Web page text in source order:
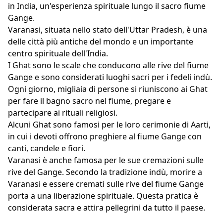
in India, un'esperienza spirituale lungo il sacro fiume
Gange.
Varanasi, situata nello stato dell'Uttar Pradesh, è una
delle città più antiche del mondo e un importante
centro spirituale dell'India.
I Ghat sono le scale che conducono alle rive del fiume
Gange e sono considerati luoghi sacri per i fedeli indù.
Ogni giorno, migliaia di persone si riuniscono ai Ghat
per fare il bagno sacro nel fiume, pregare e
partecipare ai rituali religiosi.
Alcuni Ghat sono famosi per le loro cerimonie di Aarti,
in cui i devoti offrono preghiere al fiume Gange con
canti, candele e fiori.
Varanasi è anche famosa per le sue cremazioni sulle
rive del Gange. Secondo la tradizione indù, morire a
Varanasi e essere cremati sulle rive del fiume Gange
porta a una liberazione spirituale. Questa pratica è
considerata sacra e attira pellegrini da tutto il paese.